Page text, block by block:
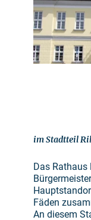
im Stadtteil
Das
Fäden
An diesem